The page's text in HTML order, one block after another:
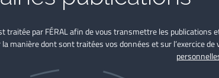
traitée par FÉRAL afin de vous transmettre les publications
manière dont sont traitées vos données et sur l’exercice